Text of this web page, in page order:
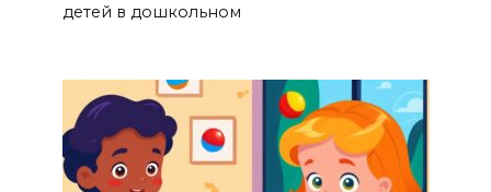
детей в дошкольном